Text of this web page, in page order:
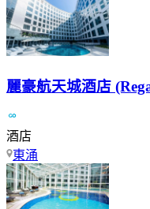
麗豪航天城酒店
酒店
東涌